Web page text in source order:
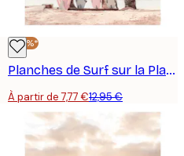
-40%*
Planches de Surf sur la Plage Poster
À partir de 7,77 €12,95 €